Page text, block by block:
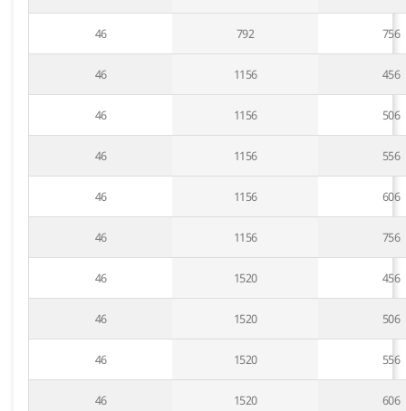
46 792 756
46 1156 456
46 1156 506
46 1156 556
46 1156 606
46 1156 756
46 1520 456
46 1520 506
46 1520 556
46 1520 606